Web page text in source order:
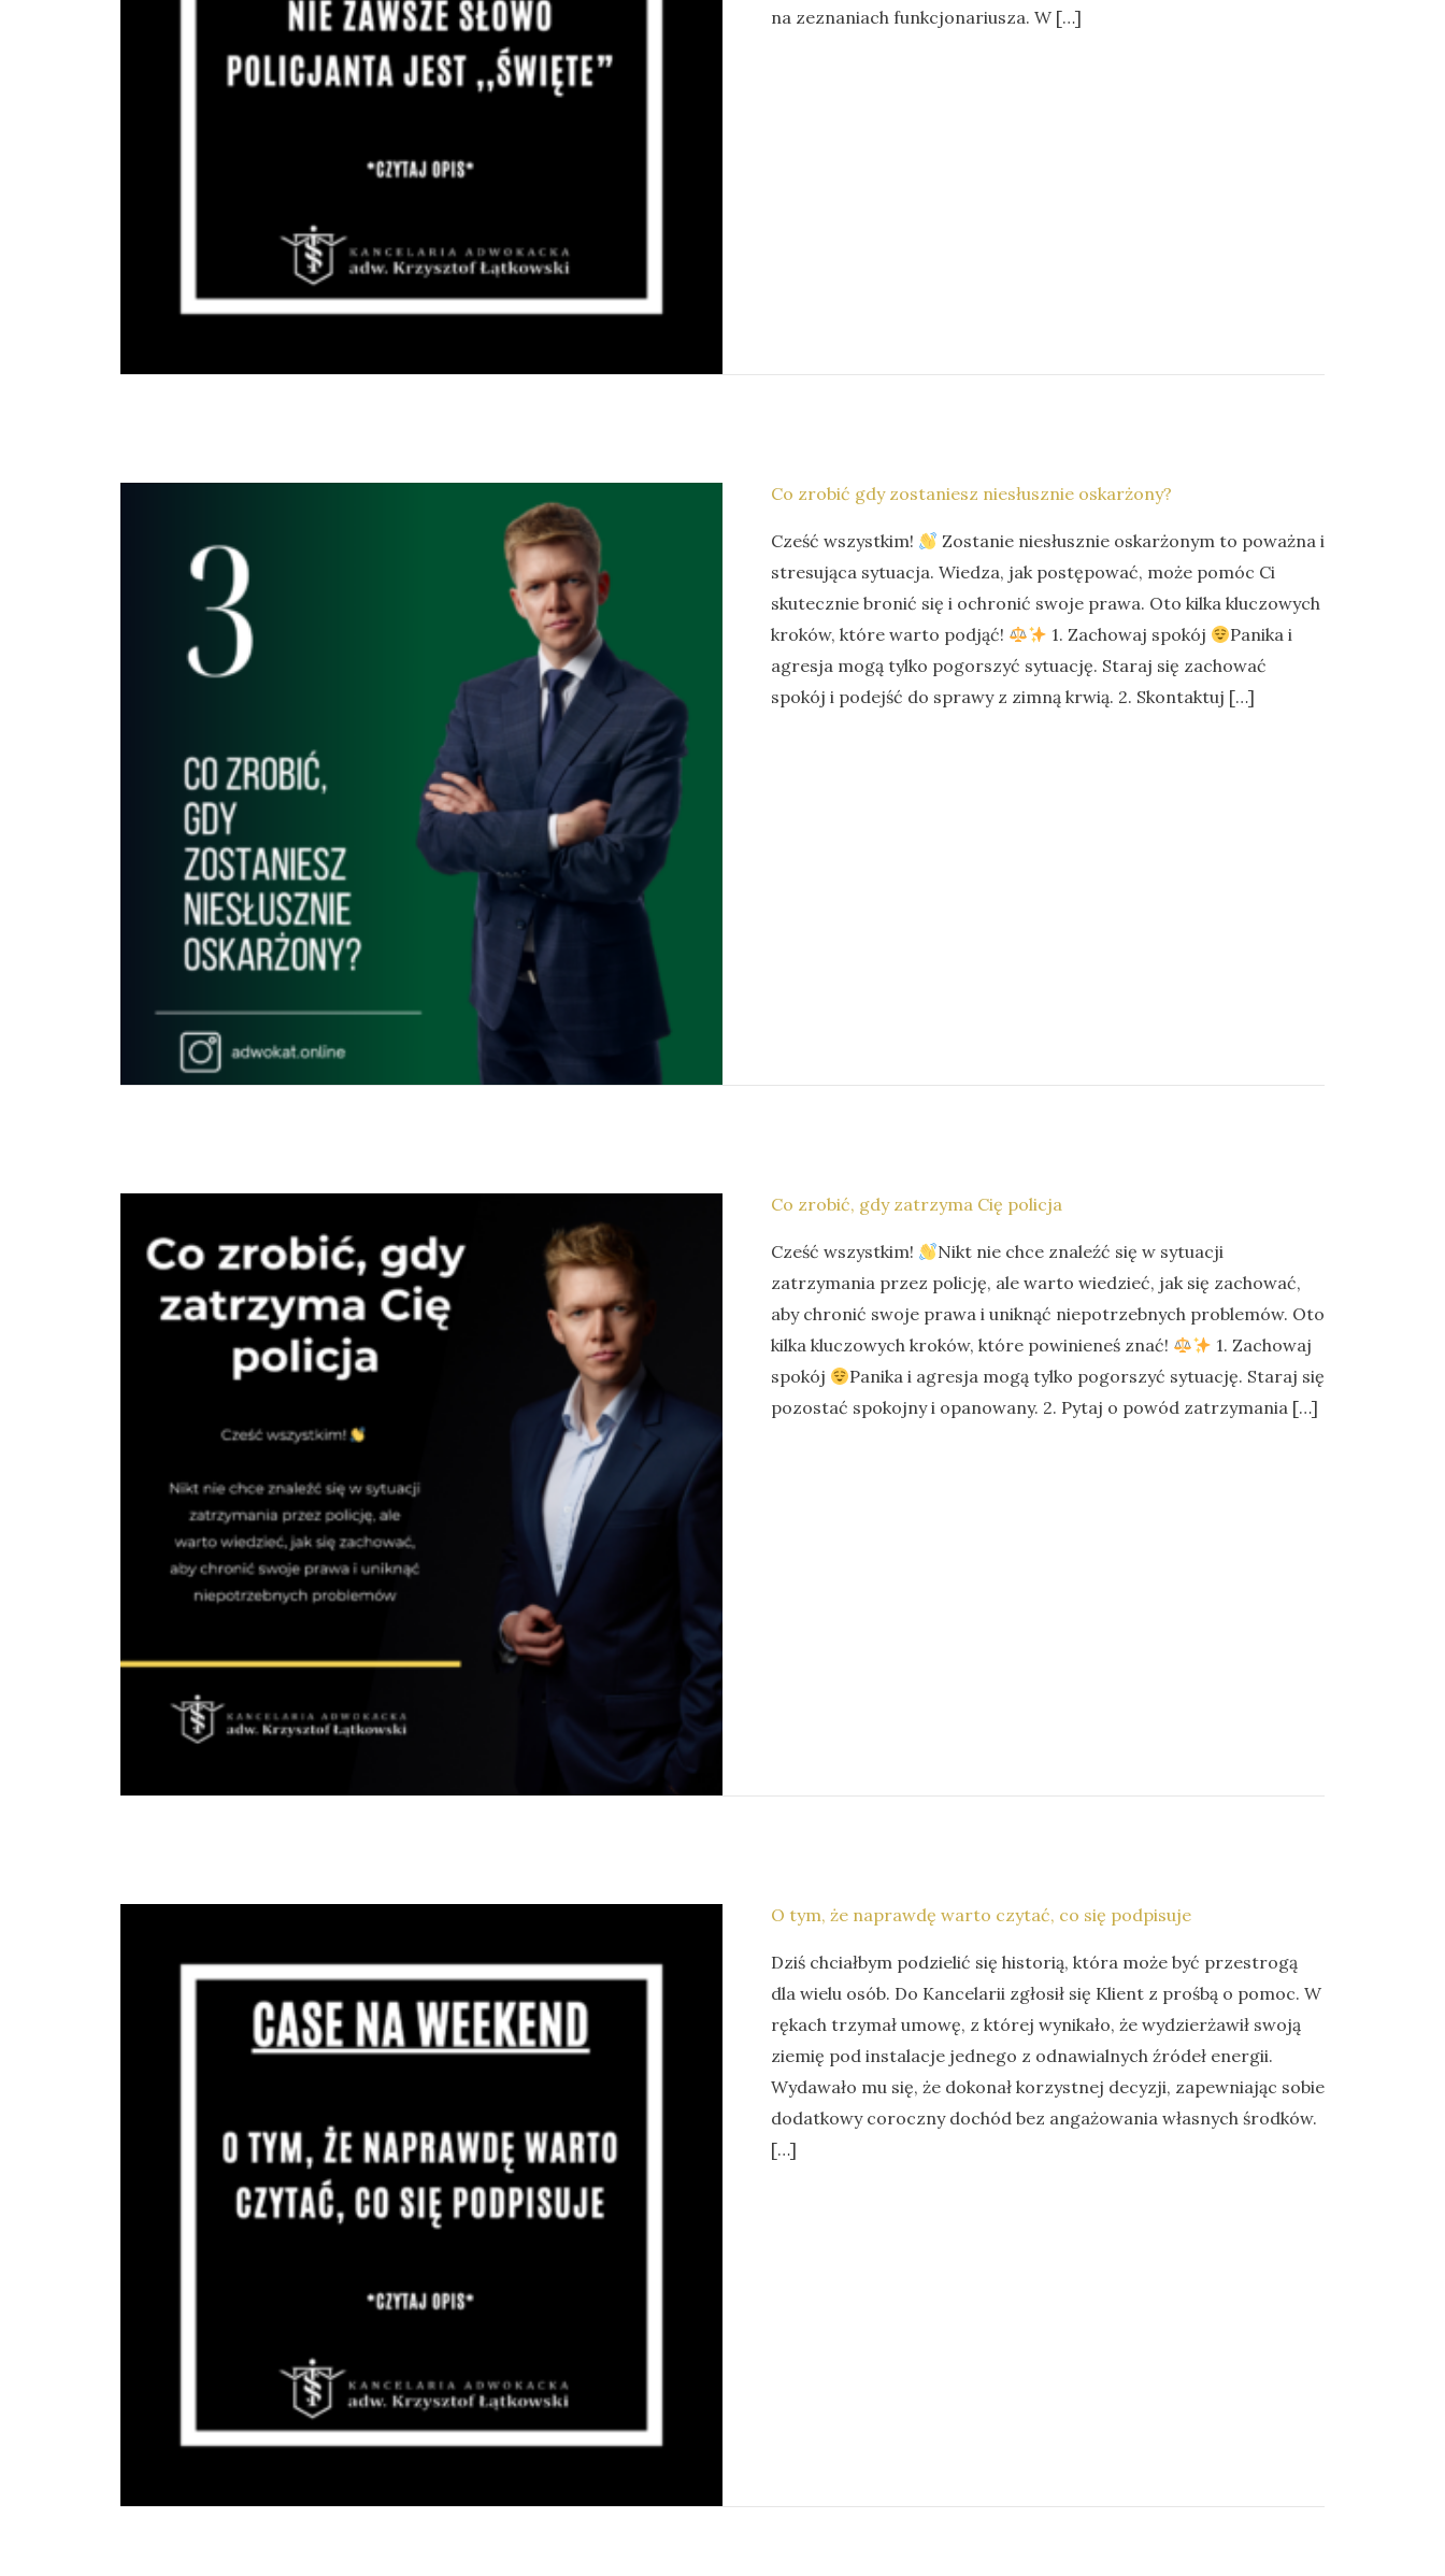
na zeznaniach funkcjonariusza. W […]
Co zrobić gdy zostaniesz niesłusznie oskarżony?
Cześć wszystkim!
Zostanie niesłusznie oskarżonym to poważna i
stresująca sytuacja. Wiedza, jak postępować, może pomóc Ci
skutecznie bronić się i ochronić swoje prawa. Oto kilka kluczowych
kroków, które warto podjąć!
1. Zachowaj spokój
Panika i
agresja mogą tylko pogorszyć sytuację. Staraj się zachować
spokój i podejść do sprawy z zimną krwią. 2. Skontaktuj […]
Co zrobić, gdy zatrzyma Cię policja
Cześć wszystkim!
Nikt nie chce znaleźć się w sytuacji
zatrzymania przez policję, ale warto wiedzieć, jak się zachować,
aby chronić swoje prawa i uniknąć niepotrzebnych problemów. Oto
kilka kluczowych kroków, które powinieneś znać!
1. Zachowaj
spokój
Panika i agresja mogą tylko pogorszyć sytuację. Staraj się
pozostać spokojny i opanowany. 2. Pytaj o powód zatrzymania […]
O tym, że naprawdę warto czytać, co się podpisuje
Dziś chciałbym podzielić się historią, która może być przestrogą
dla wielu osób. Do Kancelarii zgłosił się Klient z prośbą o pomoc. W
rękach trzymał umowę, z której wynikało, że wydzierżawił swoją
ziemię pod instalacje jednego z odnawialnych źródeł energii.
Wydawało mu się, że dokonał korzystnej decyzji, zapewniając sobie
dodatkowy coroczny dochód bez angażowania własnych środków.
[…]